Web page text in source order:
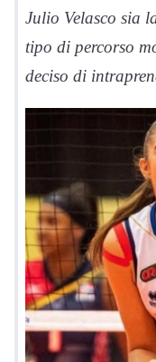
Julio Velasco sia
tipo di percorso
deciso di